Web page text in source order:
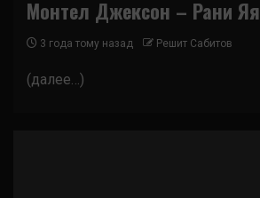
Монтел Джексон – Рани Яя
3 года тому назад Решит Сабитов
(далее…)